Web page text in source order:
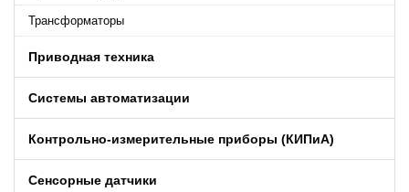
Трансформаторы
Приводная техника
Системы автоматизации
Контрольно-измерительные приборы (КИПиA)
Сенсорные датчики